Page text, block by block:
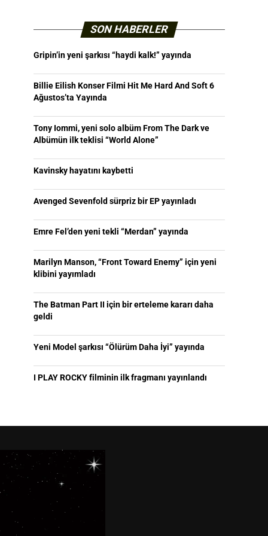
SON HABERLER
Gripin’in yeni şarkısı “haydi kalk!” yayında
Billie Eilish Konser Filmi Hit Me Hard And Soft 6
Ağustos’ta Yayında
Tony Iommi, yeni solo albüm From The Dark ve
Albümün ilk teklisi “World Alone”
Kavinsky hayatını kaybetti
Avenged Sevenfold sürpriz bir EP yayınladı
Emre Fel’den yeni tekli “Merdan” yayında
Marilyn Manson, “Front Toward Enemy” için yeni
klibini yayımladı
The Batman Part II için bir erteleme kararı daha
geldi
Yeni Model şarkısı “Ölürüm Daha İyi” yayında
I PLAY ROCKY filminin ilk fragmanı yayınlandı